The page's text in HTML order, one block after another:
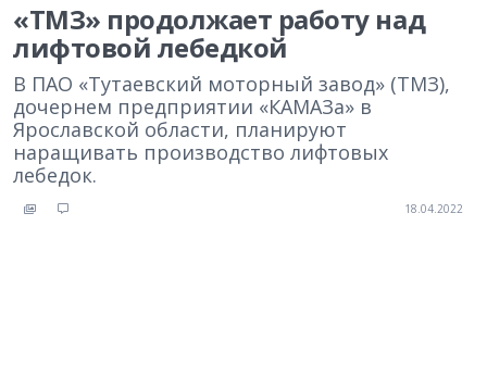
«ТМЗ» продолжает работу над
лифтовой лебедкой
В ПАО «Тутаевский моторный завод» (ТМЗ),
дочернем предприятии «КАМАЗа» в
Ярославской области, планируют
наращивать производство лифтовых
лебедок.
18.04.2022